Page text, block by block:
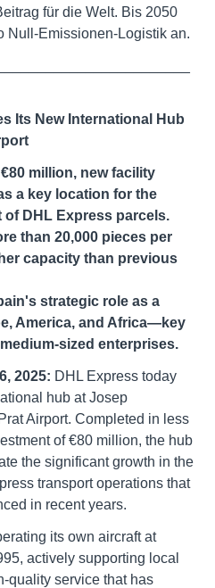
für die Welt. Bis 2050
Null-Emissionen-Logistik an.
Its New International Hub
million, new facility
a key location for the
DHL Express parcels.
than 20,000 pieces per
capacity than previous
strategic role as a
America, and Africa—key
sized enterprises.
2025: DHL Express today
hub at Josep
Airport. Completed in less
of €80 million, the hub
the significant growth in the
transport operations that
in recent years.
its own aircraft at
actively supporting local
quality service that has